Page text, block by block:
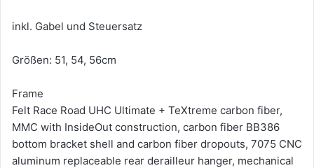
inkl. Gabel und Steuersatz
Größen: 51, 54, 56cm
Frame
Felt Race Road UHC Ultimate + TeXtreme carbon fiber,
MMC with InsideOut construction, carbon fiber BB386
bottom bracket shell and carbon fiber dropouts, 7075 CNC
aluminum replaceable rear derailleur hanger, mechanical